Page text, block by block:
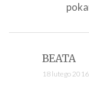
BEATA
18 lutego